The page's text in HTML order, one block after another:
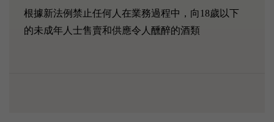
根據新法例禁止任何人在業務過程中，向18歲以下
的未成年人士售賣和供應令人醺醉的酒類